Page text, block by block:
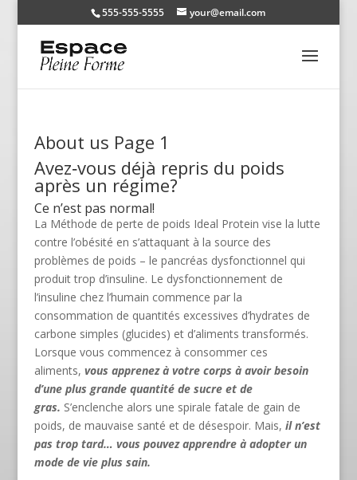
555-555-5555 your@email.com
About us Page 1
Avez‑vous déjà repris du poids
après un régime?
Ce n’est pas normal!
La Méthode de perte de poids Ideal Protein vise la lutte
contre l’obésité en s’attaquant à la source des
problèmes de poids – le pancréas dysfonctionnel qui
produit trop d’insuline. Le dysfonctionnement de
l’insuline chez l’humain commence par la
consommation de quantités excessives d’hydrates de
carbone simples (glucides) et d’aliments transformés.
Lorsque vous commencez à consommer ces
aliments, vous apprenez à votre corps à avoir besoin
d’une plus grande quantité de sucre et de
gras. S’enclenche alors une spirale fatale de gain de
poids, de mauvaise santé et de désespoir. Mais, il n’est
pas trop tard… vous pouvez apprendre à adopter un
mode de vie plus sain.